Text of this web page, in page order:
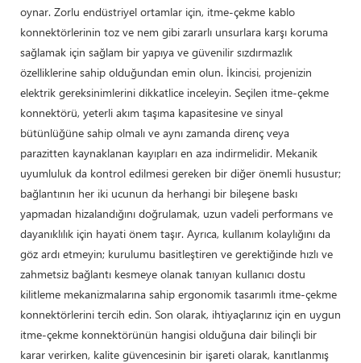
oynar. Zorlu endüstriyel ortamlar için, itme-çekme kablo
konnektörlerinin toz ve nem gibi zararlı unsurlara karşı koruma
sağlamak için sağlam bir yapıya ve güvenilir sızdırmazlık
özelliklerine sahip olduğundan emin olun. İkincisi, projenizin
elektrik gereksinimlerini dikkatlice inceleyin. Seçilen itme-çekme
konnektörü, yeterli akım taşıma kapasitesine ve sinyal
bütünlüğüne sahip olmalı ve aynı zamanda direnç veya
parazitten kaynaklanan kayıpları en aza indirmelidir. Mekanik
uyumluluk da kontrol edilmesi gereken bir diğer önemli husustur;
bağlantının her iki ucunun da herhangi bir bileşene baskı
yapmadan hizalandığını doğrulamak, uzun vadeli performans ve
dayanıklılık için hayati önem taşır. Ayrıca, kullanım kolaylığını da
göz ardı etmeyin; kurulumu basitleştiren ve gerektiğinde hızlı ve
zahmetsiz bağlantı kesmeye olanak tanıyan kullanıcı dostu
kilitleme mekanizmalarına sahip ergonomik tasarımlı itme-çekme
konnektörlerini tercih edin. Son olarak, ihtiyaçlarınız için en uygun
itme-çekme konnektörünün hangisi olduğuna dair bilinçli bir
karar verirken, kalite güvencesinin bir işareti olarak, kanıtlanmış